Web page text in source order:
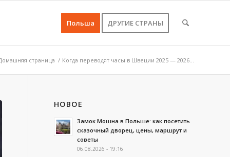
Польша ДРУГИЕ СТРАНЫ
страница / Когда переводят часы в Швеции 2025 — 2026...
НОВОЕ
Замок Мошна в Польше: как посетить
сказочный дворец, цены, маршрут и
советы
06.08.2026 - 19:16